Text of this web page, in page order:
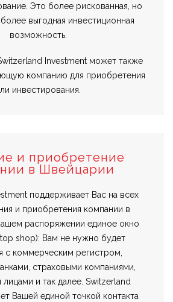
Это более рискованная, но
выгодная инвестиционная
возможность.
Investment может также
компанию для приобретения
инвестирования.
и приобретение
в Швейцарии
поддерживает Вас на всех
и приобретения компании в
распоряжении единое окно
shop): Вам не нужно будет
с коммерческим регистром,
страховыми компаниями,
и так далее. Switzerland
Вашей единой точкой контакта